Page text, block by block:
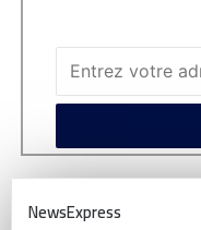
NewsExpress